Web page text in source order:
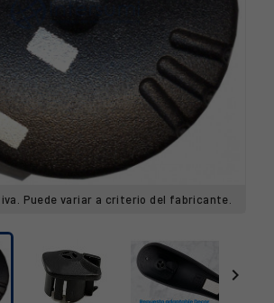
Puede variar a criterio del fabricante.
